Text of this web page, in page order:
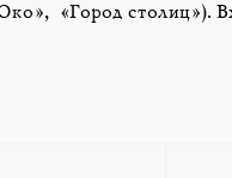
«Город столиц»).